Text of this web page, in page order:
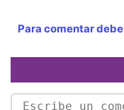
Para comentar